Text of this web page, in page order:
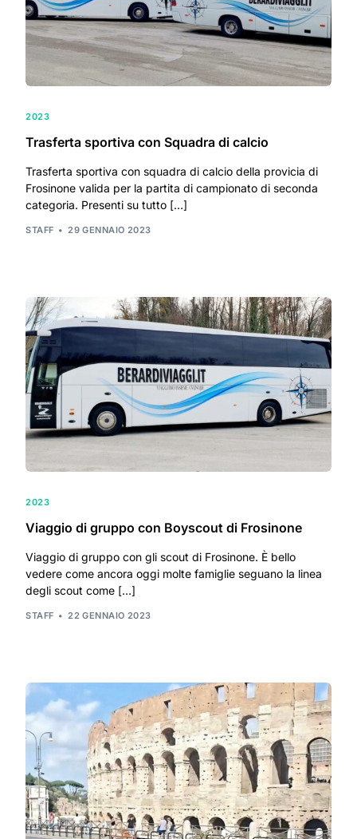
2023
Trasferta sportiva con Squadra di calcio
Trasferta sportiva con squadra di calcio della provicia di
Frosinone valida per la partita di campionato di seconda
categoria. Presenti su tutto […]
STAFF 29 GENNAIO 2023
2023
Viaggio di gruppo con Boyscout di Frosinone
Viaggio di gruppo con gli scout di Frosinone. È bello
vedere come ancora oggi molte famiglie seguano la linea
degli scout come […]
STAFF 22 GENNAIO 2023